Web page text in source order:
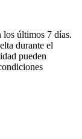
los últimos 7 días.
durante el
pueden